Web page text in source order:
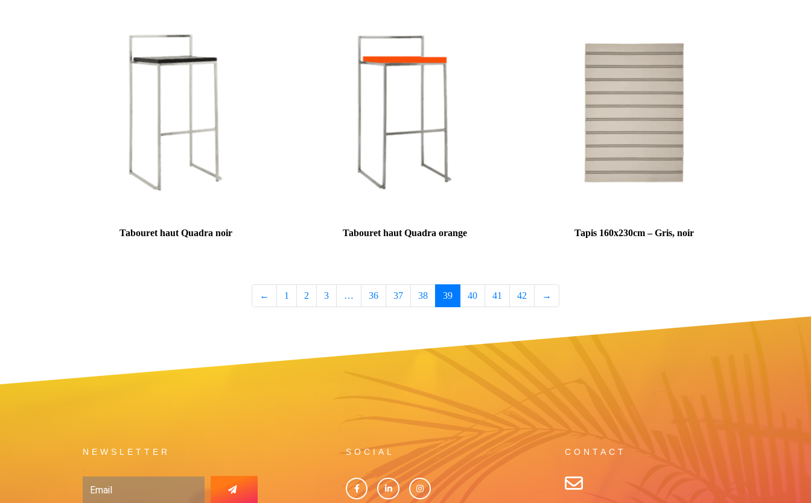
Tabouret haut Quadra noir Tabouret haut Quadra orange Tapis 160x230cm – Gris, noir
← 1 2 3 … 36 37 38 39 40 41 42 →
NEWSLETTER SOCIAL CONTACT